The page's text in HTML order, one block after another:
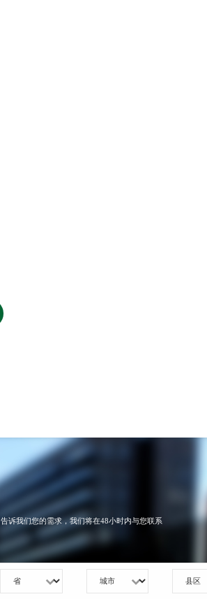
诉我们您的需求，我们将在48小时内与您联系